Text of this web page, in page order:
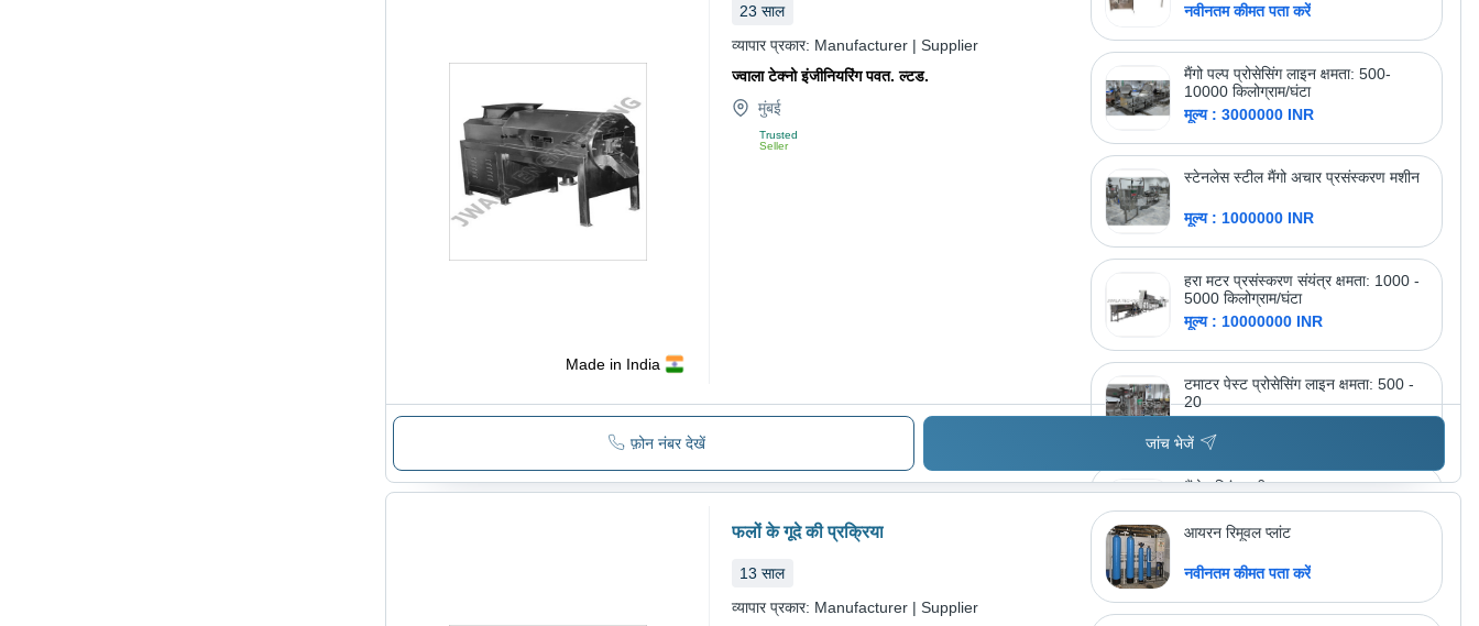
अधिक उत्पाद देखें जस इंटरप्राइजेज
Made in India
23 साल
व्यापार प्रकार: Manufacturer | Supplier
ज्वाला टेक्नो इंजीनियरिंग पवत. ल्टड.
मुंबई
Trusted
Seller
नवीनतम कीमत पता करें
मैंगो पल्प प्रोसेसिंग लाइन क्षमता: 500-
10000 किलोग्राम/घंटा
मूल्य : 3000000 INR
स्टेनलेस स्टील मैंगो अचार प्रसंस्करण मशीन
मूल्य : 1000000 INR
हरा मटर प्रसंस्करण संयंत्र क्षमता: 1000 -
5000 किलोग्राम/घंटा
मूल्य : 10000000 INR
टमाटर पेस्ट प्रोसेसिंग लाइन क्षमता: 500 -
20
मैंगो पल्पिंग मशीन
मूल्य : 300000 INR
अधिक उत्पाद देखें ज्वाला टेक्नो इंजीनियरिंग पवत.
फ़ोन नंबर देखें जांच भेजें
फलों के गूदे की प्रक्रिया
13 साल
व्यापार प्रकार: Manufacturer | Supplier
आयरन रिमूवल प्लांट
नवीनतम कीमत पता करें